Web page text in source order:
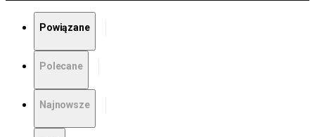
Powiązane
Polecane
Najnowsze